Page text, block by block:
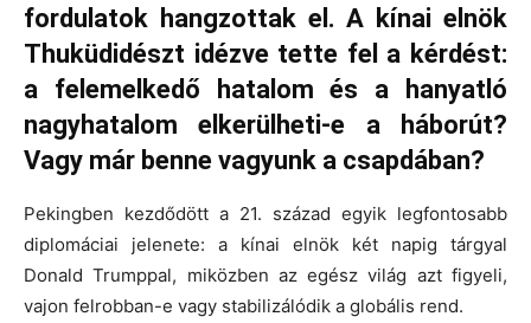
fordulatok hangzottak el. A kínai elnök
Thuküdidészt idézve tette fel a kérdést:
a felemelkedő hatalom és a hanyatló
nagyhatalom elkerülheti-e a háborút?
Vagy már benne vagyunk a csapdában?
Pekingben kezdődött a 21. század egyik legfontosabb
diplomáciai jelenete: a kínai elnök két napig tárgyal
Donald Trumppal, miközben az egész világ azt figyeli,
vajon felrobban-e vagy stabilizálódik a globális rend.